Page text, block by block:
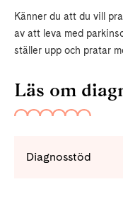
Känner du att du vill
av att leva med
ställer upp och pratar
Läs om
Diagnosstöd